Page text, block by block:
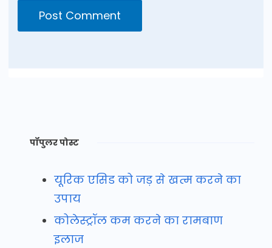
पॉपुलर पोस्ट
यूरिक एसिड को जड़ से खत्म करने का
उपाय
कोलेस्ट्रॉल कम करने का रामबाण
इलाज